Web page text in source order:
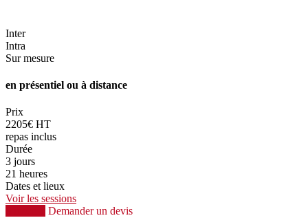
Inter
Intra
Sur mesure
en présentiel ou à distance
Prix
2205€ HT
repas inclus
Durée
3 jours
21 heures
Dates et lieux
Voir les sessions
Demander un devis